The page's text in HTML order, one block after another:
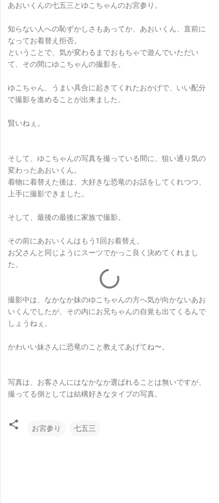
あおいくんの七五三とゆこちゃんのお宮参り。
知らない人への恥ずかしさもあってか、あおいくん、直前に
なってお着替え拒否。
ということで、気が変わるまでおもちゃで遊んでいただい
て、その間にゆこちゃんの撮影を。
ゆこちゃん、うまい具合に起きてくれたおかげで、いい配分
で撮影を進めることが出来ました。
賢いねぇ。
そして、ゆこちゃんの写真を撮っている間に、狙い通り気の
変わったあおいくん。
着物に着替えた後は、大好きな恐竜のお話をしてくれつつ、
上手に撮影できました。
そして、最後の最後に家族で撮影。
その前にあおいくんはもう1回お着替え。
お父さんと同じようにスーツでかっこ良く決めてくれまし
た。
撮影中は、なかなか妹のゆこちゃんの方へ気が向かないあお
いくんでしたが、その内にお兄ちゃんの自覚も出てくるんで
しょうねぇ。
かわいい妹さんに恐竜のこと教えてあげてね〜。
写真は、お客さんにはなかなか選ばれることは無いですが、
撮ってる側としては結構好きなタイプの写真。
お宮参り 七五三